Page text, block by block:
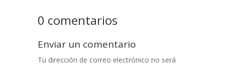
0 comentarios
Enviar un comentario
Tu dirección de correo electrónico no será